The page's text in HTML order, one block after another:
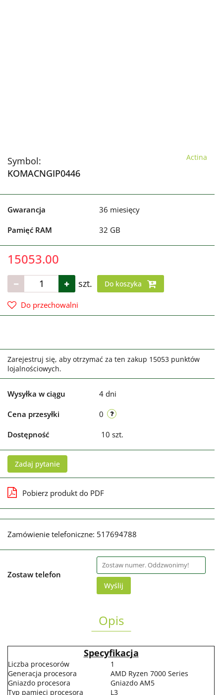
Symbol:
KOMACNGIP0446
Actina
Gwarancja 36 miesięcy
Pamięć RAM 32 GB
15053.00
szt. Do koszyka
Do przechowalni
Zarejestruj się, aby otrzymać za ten zakup 15053 punktów
lojalnościowych.
Wysyłka w ciągu 4 dni
Cena przesyłki 0
Dostępność 10 szt.
Zadaj pytanie
Pobierz produkt do PDF
Zamówienie telefoniczne: 517694788
Zostaw telefon
Wyślij
Opis
Specyfikacja
Liczba procesorów
1
Generacja procesora
AMD Ryzen 7000 Series
Gniazdo procesora
Gniazdo AM5
Typ pamięci procesora
L3